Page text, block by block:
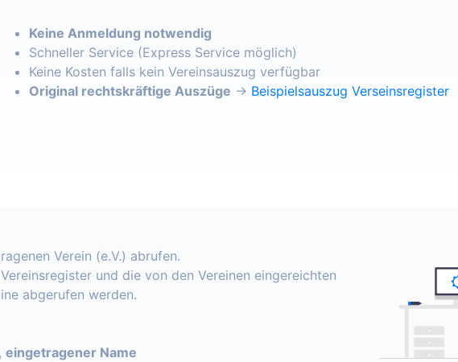
Keine Anmeldung notwendig
Schneller Service (Express Service möglich)
Keine Kosten falls kein Vereinsauszug verfügbar
Original rechtskräftige Auszüge → Beispielsauszug Verseinsregister
Verein (e.V.) abrufen.
und die von den Vereinen eingereichten
abgerufen werden.
eingetragener Name